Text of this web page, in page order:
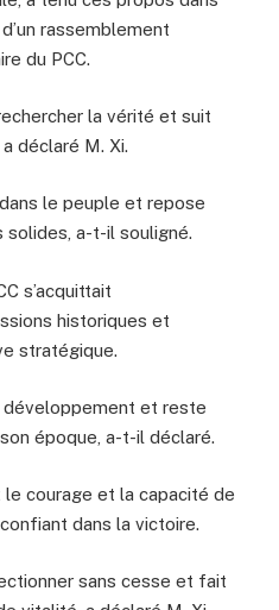
rassemblement
du PCC.
la vérité et suit
déclaré M. Xi.
le peuple et repose
a-t-il souligné.
s’acquittait
historiques et
stratégique.
développement et reste
époque, a-t-il déclaré.
courage et la capacité de
dans la victoire.
sans cesse et fait